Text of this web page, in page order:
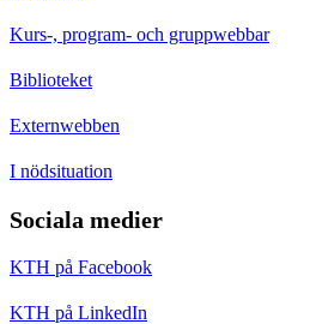
Kurs-, program- och gruppwebbar
Biblioteket
Externwebben
I nödsituation
Sociala medier
KTH på Facebook
KTH på LinkedIn